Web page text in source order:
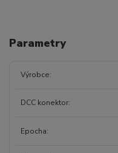
Parametry
Výrobce
DCC konektor
Epocha